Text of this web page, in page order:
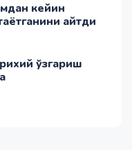
кейин
айтди
ўзгариш